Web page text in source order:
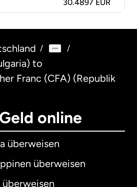
30.4897 EUR
/ /
to
Franc (CFA) (Republik
online
überweisen
überweisen
überweisen